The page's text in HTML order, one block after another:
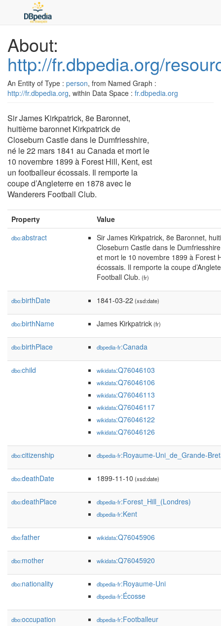
About:
http://fr.dbpedia.org/
An Entity of Type : person, from Named Graph :
http://fr.dbpedia.org, within Data Space : fr.dbpedia.org
Sir James Kirkpatrick, 8e Baronnet,
huitième baronnet Kirkpatrick de
Closeburn Castle dans le Dumfriesshire,
né le 22 mars 1841 au Canada et mort le
10 novembre 1899 à Forest Hill, Kent, est
un footballeur écossais. Il remporte la
coupe d’Angleterre en 1878 avec le
Wanderers Football Club.
Property Value
dbo:abstract
Sir James Kirkpatrick, 8e Baronnet,
Closeburn Castle dans le
et mort le 10 novembre 1899 à Forest
écossais. Il remporte la coupe
Football Club. (fr)
dbo:birthDate 1841-03-22 (xsd:date)
dbo:birthName James Kirkpatrick(fr)
dbo:birthPlace dbpedia-fr:Canada
dbo:child wikidata:Q76046103
wikidata:Q76046106
wikidata:Q76046113
wikidata:Q76046117
wikidata:Q76046122
wikidata:Q76046126
dbo:citizenship dbpedia-fr:Royaume-Uni_de_Grande-
dbo:deathDate 1899-11-10 (xsd:date)
dbo:deathPlace dbpedia-fr:Forest_Hill_(Londres)
dbpedia-fr:Kent
dbo:father wikidata:Q76045906
dbo:mother wikidata:Q76045920
dbo:nationality dbpedia-fr:Royaume-Uni
dbpedia-fr:Écosse
dbo:occupation dbpedia-fr:Footballeur